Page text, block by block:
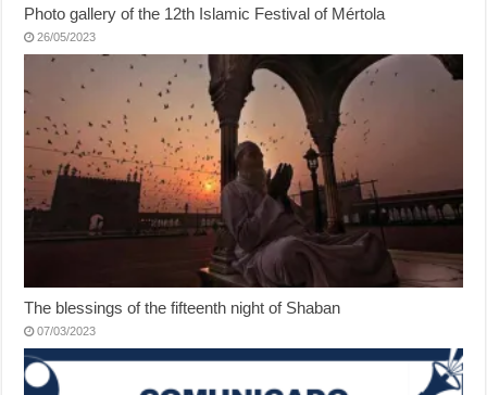
Photo gallery of the 12th Islamic Festival of Mértola
26/05/2023
The blessings of the fifteenth night of Shaban
07/03/2023